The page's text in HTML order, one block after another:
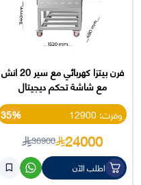
فرن بيتزا كهربائي مع سير 20 انش
مع شاشة تحكم ديجيتال
وفرت: 12900
35%
24000
36900
اطلب الآن